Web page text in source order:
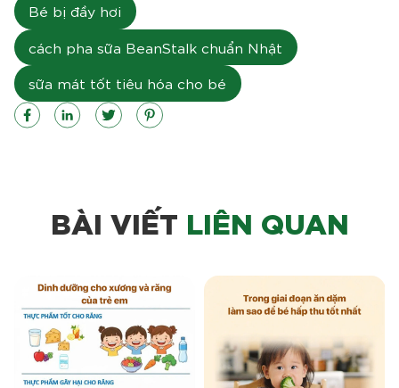
Bé bị đầy hơi
cách pha sữa BeanStalk chuẩn Nhật
sữa mát tốt tiêu hóa cho bé
BÀI VIẾT LIÊN QUAN